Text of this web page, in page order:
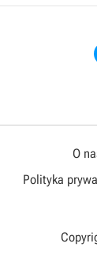
O
Polityka